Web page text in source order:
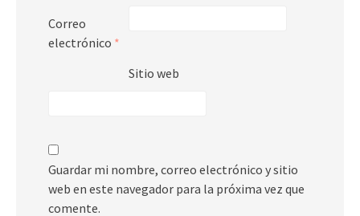
Correo
electrónico *
Sitio web
Guardar mi nombre, correo electrónico y sitio
web en este navegador para la próxima vez que
comente.